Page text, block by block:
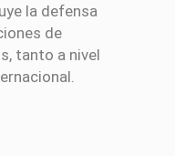
la defensa
de
tanto a nivel